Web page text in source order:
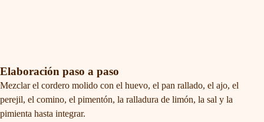
Elaboración paso a paso
Mezclar el cordero molido con el huevo, el pan rallado, el ajo, el
perejil, el comino, el pimentón, la ralladura de limón, la sal y la
pimienta hasta integrar.